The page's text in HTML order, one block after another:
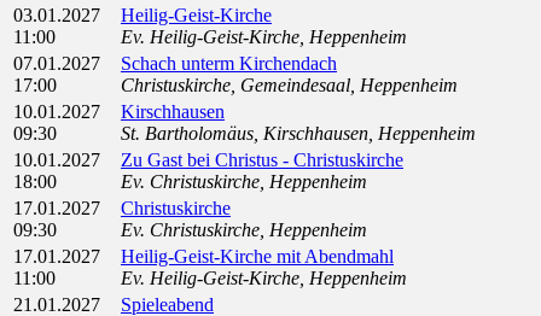
03.01.2027
11:00
Heilig-Geist-Kirche
Ev. Heilig-Geist-Kirche, Heppenheim
07.01.2027
17:00
Schach unterm Kirchendach
Christuskirche, Gemeindesaal, Heppenheim
10.01.2027
09:30
Kirschhausen
St. Bartholomäus, Kirschhausen, Heppenheim
10.01.2027
18:00
Zu Gast bei Christus - Christuskirche
Ev. Christuskirche, Heppenheim
17.01.2027
09:30
Christuskirche
Ev. Christuskirche, Heppenheim
17.01.2027
11:00
Heilig-Geist-Kirche mit Abendmahl
Ev. Heilig-Geist-Kirche, Heppenheim
21.01.2027
Spieleabend